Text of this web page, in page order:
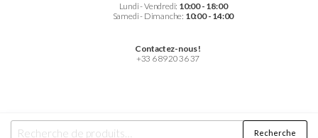
Lundi - Vendredi: 10:00 - 18:00
Samedi - Dimanche: 10:00 - 14:00
Contactez-nous !
+33 6 89 20 36 37
Recherche